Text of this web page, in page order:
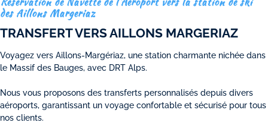
TRANSFERT VERS AILLONS MARGERIAZ
des Aillons Margeriaz
Voyagez vers Aillons-Margériaz, une station charmante nichée dans
le Massif des Bauges, avec DRT Alps.
Nous vous proposons des transferts personnalisés depuis divers
aéroports, garantissant un voyage confortable et sécurisé pour tous
nos clients.